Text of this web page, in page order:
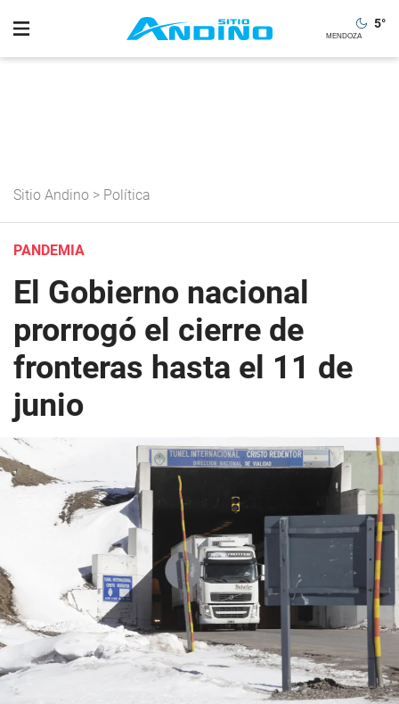
5°
Sitio Andino > Política
PANDEMIA
El Gobierno nacional
prorrogó el cierre de
fronteras hasta el 11 de
junio